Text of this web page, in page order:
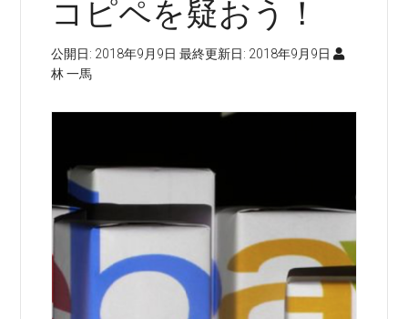
コピペを疑おう！
公開日: 2018年9月9日 最終更新日: 2018年9月9日
林 一馬